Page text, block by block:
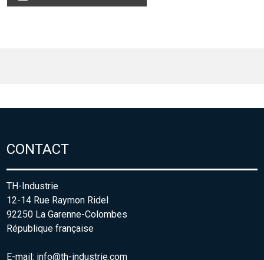
CONTACT
TH-Industrie
12-14 Rue Raymon Ridel
92250 La Garenne-Colombes
République française
E-mail: info@th-industrie.com